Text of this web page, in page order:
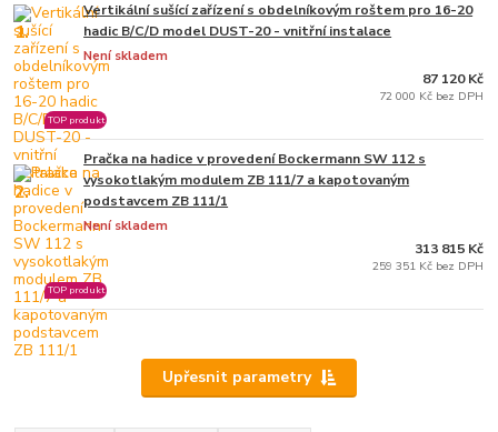
1.
Vertikální sušící zařízení s obdelníkovým roštem pro 16-20
hadic B/C/D model DUST-20 - vnitřní instalace
Není skladem
TOP produkt
87 120 Kč
72 000 Kč bez DPH
2.
Pračka na hadice v provedení Bockermann SW 112 s
vysokotlakým modulem ZB 111/7 a kapotovaným
podstavcem ZB 111/1
Není skladem
TOP produkt
313 815 Kč
259 351 Kč bez DPH
Upřesnit parametry